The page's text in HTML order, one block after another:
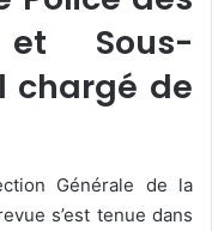
Sous-
chargé de
Générale de la
s’est tenue dans